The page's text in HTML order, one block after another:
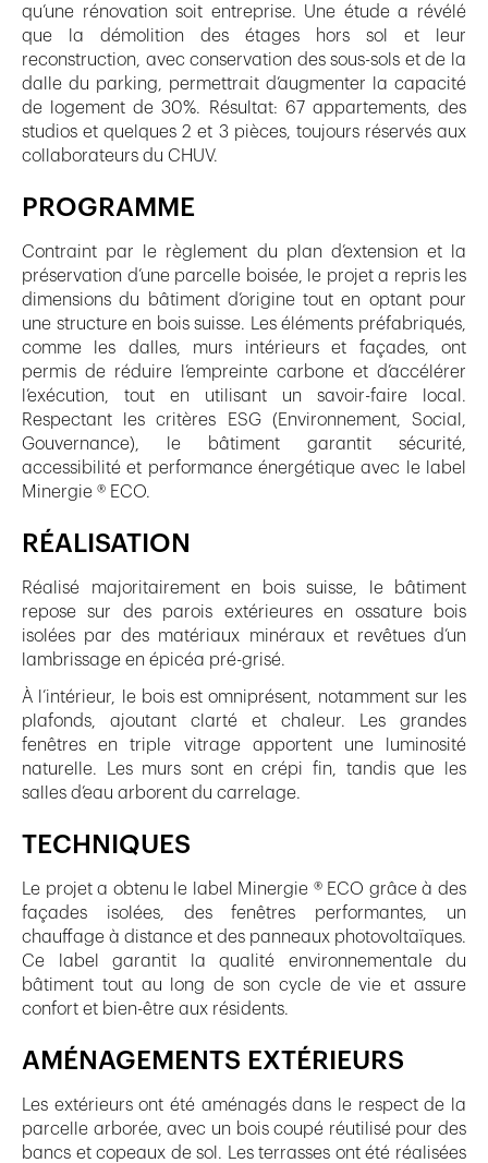
qu’une rénovation soit entreprise. Une étude a révélé
que la démolition des étages hors sol et leur
reconstruction, avec conservation des sous-sols et de la
dalle du parking, permettrait d’augmenter la capacité
de logement de 30%. Résultat: 67 appartements, des
studios et quelques 2 et 3 pièces, toujours réservés aux
collaborateurs du CHUV.
PROGRAMME
Contraint par le règlement du plan d’extension et la
préservation d’une parcelle boisée, le projet a repris les
dimensions du bâtiment d’origine tout en optant pour
une structure en bois suisse. Les éléments préfabriqués,
comme les dalles, murs intérieurs et façades, ont
permis de réduire l’empreinte carbone et d’accélérer
l’exécution, tout en utilisant un savoir-faire local.
Respectant les critères ESG (Environnement, Social,
Gouvernance), le bâtiment garantit sécurité,
accessibilité et performance énergétique avec le label
Minergie ® ECO.
RÉALISATION
Réalisé majoritairement en bois suisse, le bâtiment
repose sur des parois extérieures en ossature bois
isolées par des matériaux minéraux et revêtues d’un
lambrissage en épicéa pré-grisé.
À l’intérieur, le bois est omniprésent, notamment sur les
plafonds, ajoutant clarté et chaleur. Les grandes
fenêtres en triple vitrage apportent une luminosité
naturelle. Les murs sont en crépi fin, tandis que les
salles d’eau arborent du carrelage.
TECHNIQUES
Le projet a obtenu le label Minergie ® ECO grâce à des
façades isolées, des fenêtres performantes, un
chauffage à distance et des panneaux photovoltaïques.
Ce label garantit la qualité environnementale du
bâtiment tout au long de son cycle de vie et assure
confort et bien-être aux résidents.
AMÉNAGEMENTS EXTÉRIEURS
Les extérieurs ont été aménagés dans le respect de la
parcelle arborée, avec un bois coupé réutilisé pour des
bancs et copeaux de sol. Les terrasses ont été réalisées